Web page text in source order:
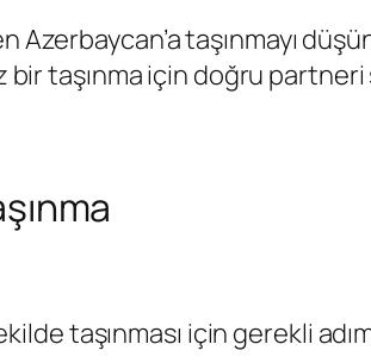
Azerbaycan’a taşınmayı
taşınma için doğru partneri
taşınması için gerekli